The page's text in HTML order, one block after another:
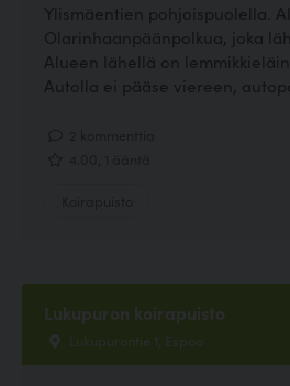
Ylismäentien pohjoispuolella.
Olarinhaanpäänpolkua, joka
Alueen lähellä on
Autolla ei pääse viereen,
Lukupuron koirapuisto
Lukupurontie 1, Espoo